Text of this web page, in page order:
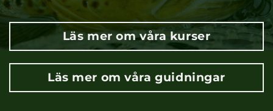
Läs mer om våra kurser
Läs mer om våra guidningar